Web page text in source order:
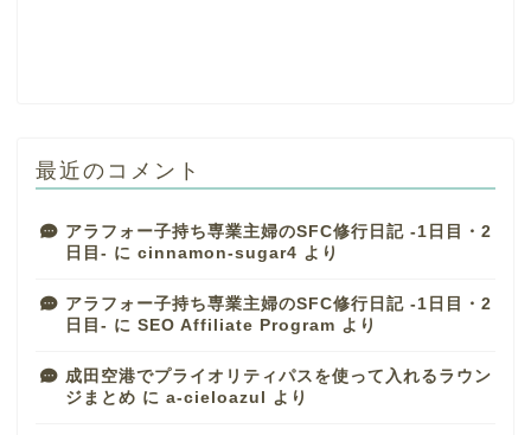
最近のコメント
アラフォー子持ち専業主婦のSFC修行日記 -1日目・2
日目- に cinnamon-sugar4 より
アラフォー子持ち専業主婦のSFC修行日記 -1日目・2
日目- に SEO Affiliate Program より
成田空港でプライオリティパスを使って入れるラウン
ジまとめ に a-cieloazul より